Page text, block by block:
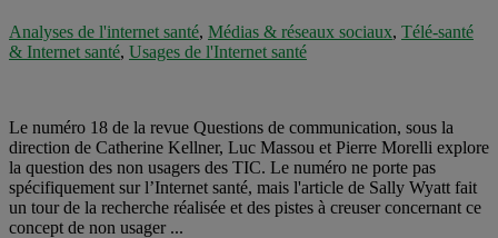
Analyses de l'internet santé, Médias & réseaux sociaux, Télé-santé
& Internet santé, Usages de l'Internet santé
Le numéro 18 de la revue Questions de communication, sous la
direction de Catherine Kellner, Luc Massou et Pierre Morelli explore
la question des non usagers des TIC. Le numéro ne porte pas
spécifiquement sur l’Internet santé, mais l'article de Sally Wyatt fait
un tour de la recherche réalisée et des pistes à creuser concernant ce
concept de non usager ...